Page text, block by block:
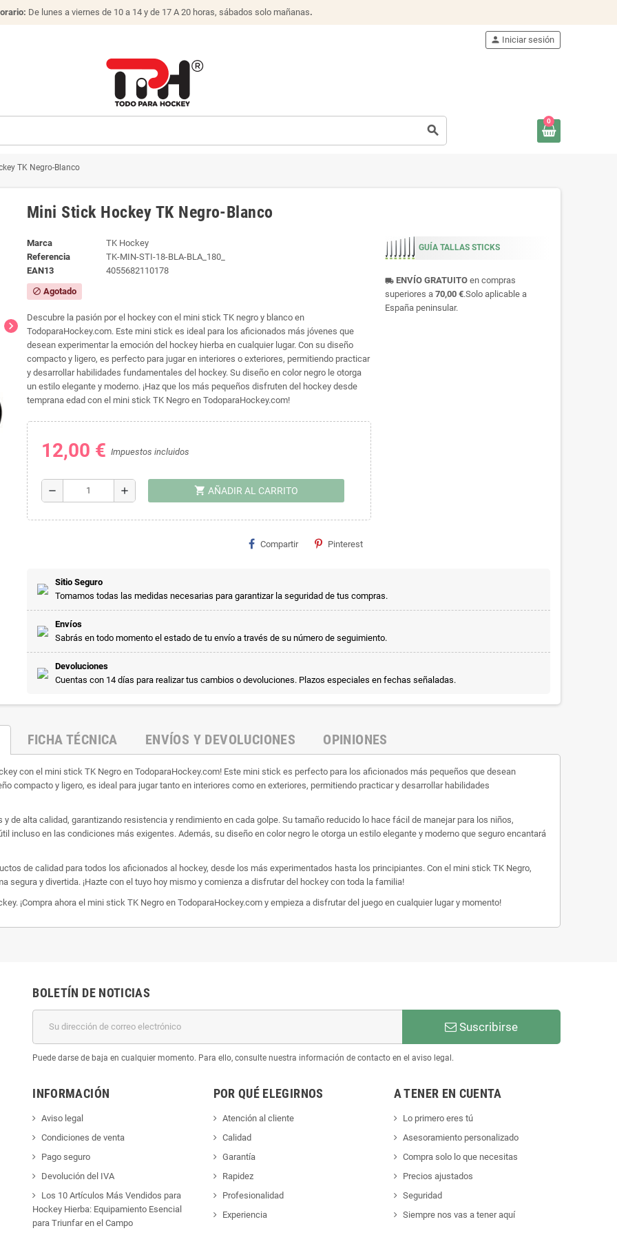
De lunes a viernes de 10 a 14 y de 17 A 20 horas, sábados solo mañanas.
search
person Iniciar sesión
0
TK Negro-Blanco
chevron_right
Mini Stick Hockey TK Negro-Blanco
Marca
TK Hockey
Referencia
TK-MIN-STI-18-BLA-BLA_180_
EAN13
4055682110178
block Agotado
Descubre la pasión por el hockey con el mini stick TK negro y blanco en
TodoparaHockey.com. Este mini stick es ideal para los aficionados más jóvenes que
desean experimentar la emoción del hockey hierba en cualquier lugar. Con su diseño
compacto y ligero, es perfecto para jugar en interiores o exteriores, permitiendo practicar
y desarrollar habilidades fundamentales del hockey. Su diseño en color negro le otorga
un estilo elegante y moderno. ¡Haz que los más pequeños disfruten del hockey desde
temprana edad con el mini stick TK Negro en TodoparaHockey.com!
12,00 € Impuestos incluidos
remove add shopping_cart AÑADIR AL CARRITO
Compartir Pinterest
GUÍA TALLAS STICKS
local_shipping ENVÍO GRATUITOen compras
superiores a 70,00 €.Solo aplicable a
España peninsular.
Sitio Seguro
Tomamos todas las medidas necesarias para garantizar la seguridad de tus compras.
Envíos
Sabrás en todo momento el estado de tu envío a través de su número de seguimiento.
Devoluciones
Cuentas con 14 días para realizar tus cambios o devoluciones. Plazos especiales en fechas señaladas.
FICHA TÉCNICA ENVÍOS Y DEVOLUCIONES OPINIONES
con el mini stick TK Negro en TodoparaHockey.com! Este mini stick es perfecto para los aficionados más pequeños que desean
compacto y ligero, es ideal para jugar tanto en interiores como en exteriores, permitiendo practicar y desarrollar habilidades
de alta calidad, garantizando resistencia y rendimiento en cada golpe. Su tamaño reducido lo hace fácil de manejar para los niños,
incluso en las condiciones más exigentes. Además, su diseño en color negro le otorga un estilo elegante y moderno que seguro encantará
de calidad para todos los aficionados al hockey, desde los más experimentados hasta los principiantes. Con el mini stick TK Negro,
segura y divertida. ¡Hazte con el tuyo hoy mismo y comienza a disfrutar del hockey con toda la familia!
¡Compra ahora el mini stick TK Negro en TodoparaHockey.com y empieza a disfrutar del juego en cualquier lugar y momento!
BOLETÍN DE NOTICIAS
Suscribirse
Puede darse de baja en cualquier momento. Para ello, consulte nuestra información de contacto en el aviso legal.
INFORMACIÓN
Aviso legal
Condiciones de venta
Pago seguro
Devolución del IVA
Los 10 Artículos Más Vendidos para
Hockey Hierba: Equipamiento Esencial
para Triunfar en el Campo
POR QUÉ ELEGIRNOS
Atención al cliente
Calidad
Garantía
Rapidez
Profesionalidad
Experiencia
A TENER EN CUENTA
Lo primero eres tú
Asesoramiento personalizado
Compra solo lo que necesitas
Precios ajustados
Seguridad
Siempre nos vas a tener aquí